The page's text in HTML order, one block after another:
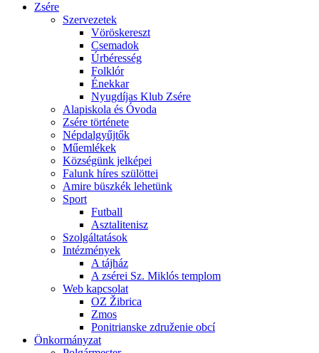
Zsére
Szervezetek
Vöröskereszt
Csemadok
Úrbéresség
Folklór
Énekkar
Nyugdíjas Klub Zsére
Alapiskola és Óvoda
Zsére története
Népdalgyűjtők
Műemlékek
Községünk jelképei
Falunk híres szülöttei
Amire büszkék lehetünk
Sport
Futball
Asztalitenisz
Szolgáltatások
Intézmények
A tájház
A zsérei Sz. Miklós templom
Web kapcsolat
OZ Žibrica
Zmos
Ponitrianske združenie obcí
Önkormányzat